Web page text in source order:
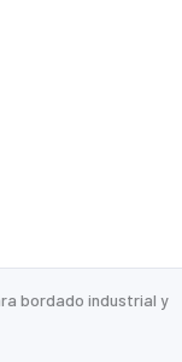
bordado industrial y